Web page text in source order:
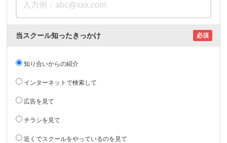
当スクール知ったきっかけ 必須
知り合いからの紹介
インターネットで検索して
広告を見て
チラシを見て
近くでスクールをやっているのを見て